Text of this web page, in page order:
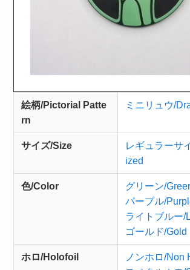
絵柄/Pictorial Patte
rn
ミニリュウ/
サイズ/Size
レギュラーサ
ized
色/Color
グリーン/
パープル/
ライトブルー/
ゴールド/Gold
ホロ/Holofoil
ノンホロ/Non